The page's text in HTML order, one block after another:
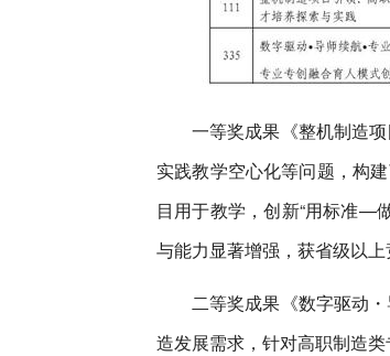
一等奖成果《整机制造
实践教学空心化等问题，构
目用于教学，创新“用标准—
与能力显著增强，获省级以
二等奖成果《数字驱动
造发展需求，针对高职制造